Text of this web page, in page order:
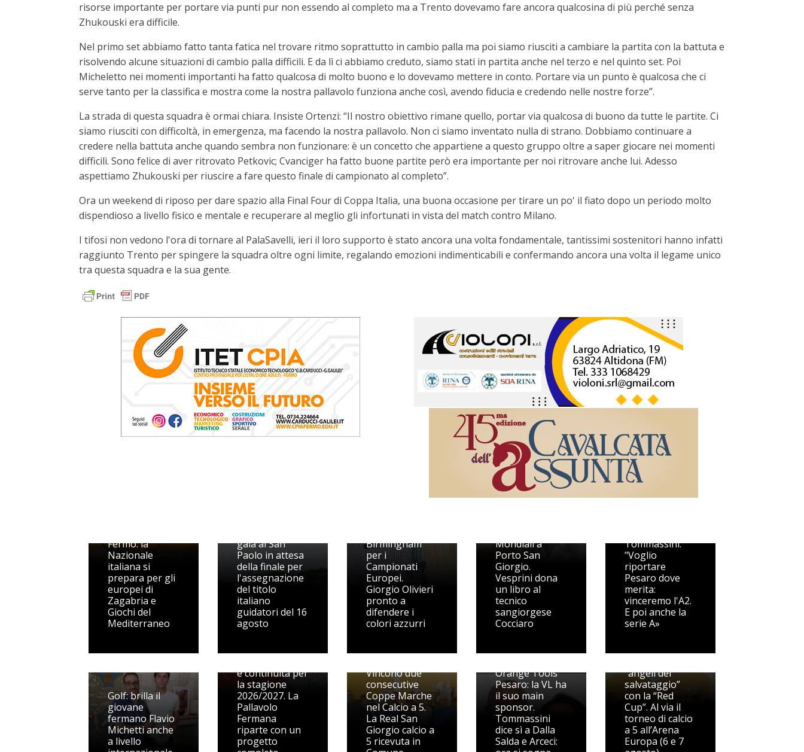
risorse importante per portare via punti pur non essendo al completo ma a Trento dovevamo fare ancora qualcosina di più perché senza
Zhukouski era difficile.
Nel primo set abbiamo fatto tanta fatica nel trovare ritmo soprattutto in cambio palla ma poi siamo riusciti a cambiare la partita con la battuta e
risolvendo alcune situazioni di cambio palla difficili. E da lì ci abbiamo creduto, siamo stati in partita anche nel terzo e nel quinto set. Poi
Micheletto nei momenti importanti ha fatto qualcosa di molto buono e lo dovevamo mettere in conto. Portare via un punto è qualcosa che ci
serve tanto per la classifica e mostra come la nostra pallavolo funziona anche così, avendo fiducia e credendo nelle nostre forze”.
La strada di questa squadra è ormai chiara. Insiste Ortenzi: “Il nostro obiettivo rimane quello, portar via qualcosa di buono da tutte le partite. Ci
siamo riusciti con difficoltà, in emergenza, ma facendo la nostra pallavolo. Non ci siamo inventato nulla di strano. Dobbiamo continuare a
credere nella battuta anche quando sembra non funzionare: è un concetto che appartiene a questo gruppo oltre a saper giocare nei momenti
difficili. Sono felice di aver ritrovato Petkovic; Cvanciger ha fatto buone partite però era importante per noi ritrovare anche lui. Adesso
aspettiamo Zhukouski per riuscire a fare questo finale di campionato al completo”.
Ora un weekend di riposo per dare spazio alla Final Four di Coppa Italia, una buona occasione per tirare un po' il fiato dopo un periodo molto
dispendioso a livello fisico e mentale e recuperare al meglio gli infortunati in vista del match contro Milano.
I tifosi non vedono l'ora di tornare al PalaSavelli, ieri il loro supporto è stato ancora una volta fondamentale, tantissimi sostenitori hanno infatti
raggiunto Trento per spingere la squadra oltre ogni limite, regalando emozioni indimenticabili e confermando ancora una volta il legame unico
tra questa squadra e la sua gente.
Fermo: la
Nazionale
italiana si
prepara per gli
europei di
Zagabria e
Giochi del
Mediterraneo
gala al San
Paolo in attesa
della finale per
l'assegnazione
del titolo
italiano
guidatori del 16
agosto
Birmingham
per i
Campionati
Europei.
Giorgio Olivieri
pronto a
difendere i
colori azzurri
Mondiali a
Porto San
Giorgio.
Vesprini dona
un libro al
tecnico
sangiorgese
Cocciaro
VL Pesaro, CMT
è title sponsor.
Tommassini:
"Voglio
riportare
Pesaro dove
merita:
vinceremo l'A2.
E poi anche la
serie A»
Golf: brilla il
giovane
fermano Flavio
Michetti anche
a livello
alle prime
e continuità per
la stagione
2026/2027. La
Pallavolo
Fermana
riparte con un
progetto
Vincono due
consecutive
Coppe Marche
nel Calcio a 5.
La Real San
Giorgio calcio a
5 ricevuta in
Orange Tools
Pesaro: la VL ha
il suo main
sponsor.
Tommassini
dice sì a Dalla
Salda e Arceci:
Scendono in
“angeli del
salvataggio”
con la “Red
Cup”. Al via il
torneo di calcio
a 5 all’Arena
Europa (6 e 7